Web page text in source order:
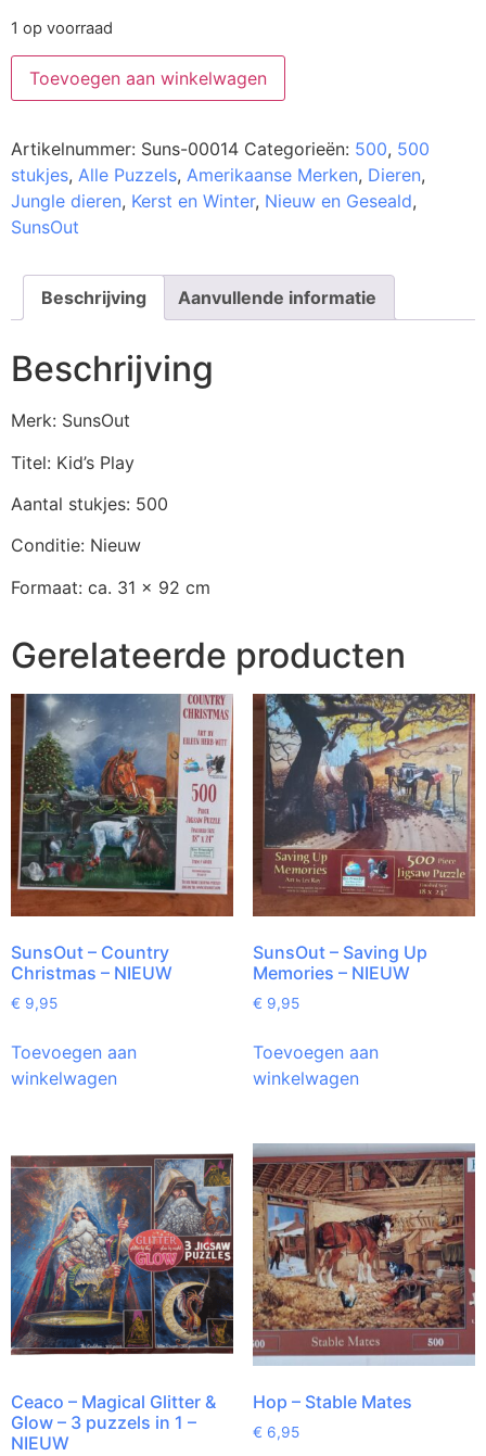
1 op voorraad
Toevoegen aan winkelwagen
Artikelnummer: Suns-00014 Categorieën: 500, 500
stukjes, Alle Puzzels, Amerikaanse Merken, Dieren,
Jungle dieren, Kerst en Winter, Nieuw en Geseald,
SunsOut
Beschrijving Aanvullende informatie
Beschrijving
Merk: SunsOut
Titel: Kid’s Play
Aantal stukjes: 500
Conditie: Nieuw
Formaat: ca. 31 x 92 cm
Gerelateerde producten
SunsOut – Country
Christmas – NIEUW
€ 9,95
Toevoegen aan
winkelwagen
SunsOut – Saving Up
Memories – NIEUW
€ 9,95
Toevoegen aan
winkelwagen
Ceaco – Magical Glitter &
Glow – 3 puzzels in 1 –
NIEUW
Hop – Stable Mates
€ 6,95